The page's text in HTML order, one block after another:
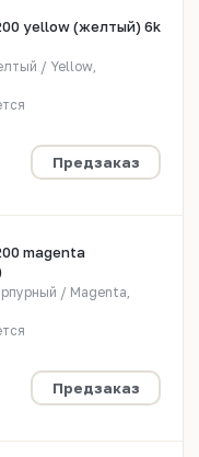
yellow (желтый) 6k
/ Yellow,
Предзаказ
magenta
/ Magenta,
Предзаказ